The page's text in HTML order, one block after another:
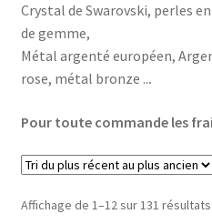
Mon compte
Newsletter
Panier
Validation de la commande
Crystal de Swarovski, perles
de gemme,
Métal argenté européen,
rose, métal bronze ...
Pour toute commande les
Affichage de 1–12 sur 131 résultats